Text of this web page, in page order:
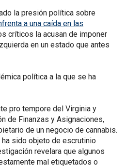
la presión política sobre
a una caída en las
críticos la acusan de imponer
en un estado que antes
política a la que se ha
pro tempore del Virginia y
de Finanzas y Asignaciones,
de un negocio de cannabis.
ha sido objeto de escrutinio
revelara que algunos
mal etiquetados o